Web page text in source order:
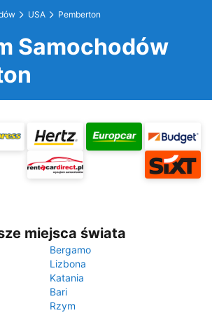
USA Pemberton
Samochodów
miejsca świata
Bergamo
Lizbona
Katania
Bari
Rzym